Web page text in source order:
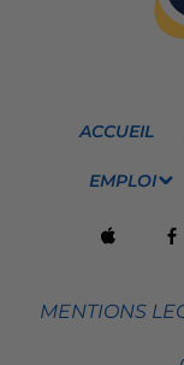
ACCUEIL
EMPLOI
MENTIONS